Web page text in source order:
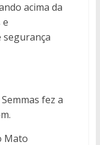
acima da
e
fez a
Mato